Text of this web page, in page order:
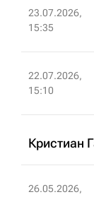
23.07.2026,
15:35
22.07.2026,
15:10
Кристиан
26.05.2026,